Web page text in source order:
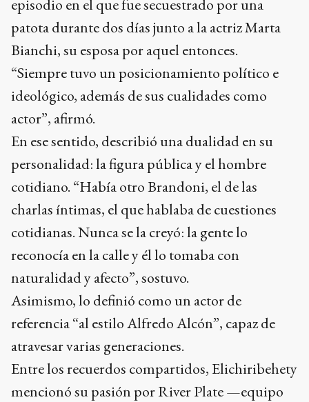
episodio en el que fue secuestrado por una
patota durante dos días junto a la actriz Marta
Bianchi, su esposa por aquel entonces.
“Siempre tuvo un posicionamiento político e
ideológico, además de sus cualidades como
actor”, afirmó.
En ese sentido, describió una dualidad en su
personalidad: la figura pública y el hombre
cotidiano. “Había otro Brandoni, el de las
charlas íntimas, el que hablaba de cuestiones
cotidianas. Nunca se la creyó: la gente lo
reconocía en la calle y él lo tomaba con
naturalidad y afecto”, sostuvo.
Asimismo, lo definió como un actor de
referencia “al estilo Alfredo Alcón”, capaz de
atravesar varias generaciones.
Entre los recuerdos compartidos, Elichiribehety
mencionó su pasión por River Plate —equipo